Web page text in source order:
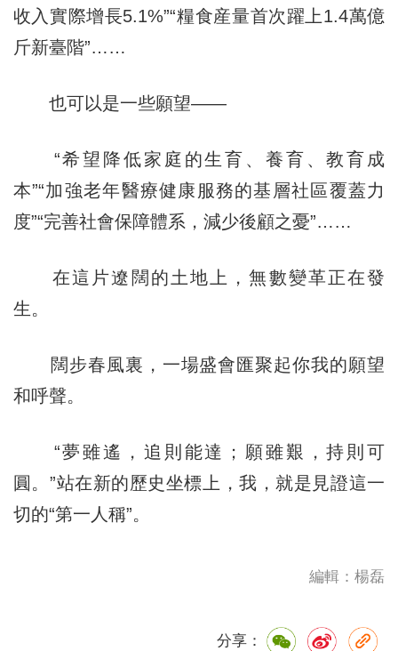
收入實際增長5.1%”“糧食産量首次躍上1.4萬億
斤新臺階”……
也可以是一些願望——
“希望降低家庭的生育、養育、教育成
本”“加強老年醫療健康服務的基層社區覆蓋力
度”“完善社會保障體系，減少後顧之憂”……
在這片遼闊的土地上，無數變革正在發
生。
闊步春風裏，一場盛會匯聚起你我的願望
和呼聲。
“夢雖遙，追則能達；願雖艱，持則可
圓。”站在新的歷史坐標上，我，就是見證這一
切的“第一人稱”。
編輯：楊磊
分享：